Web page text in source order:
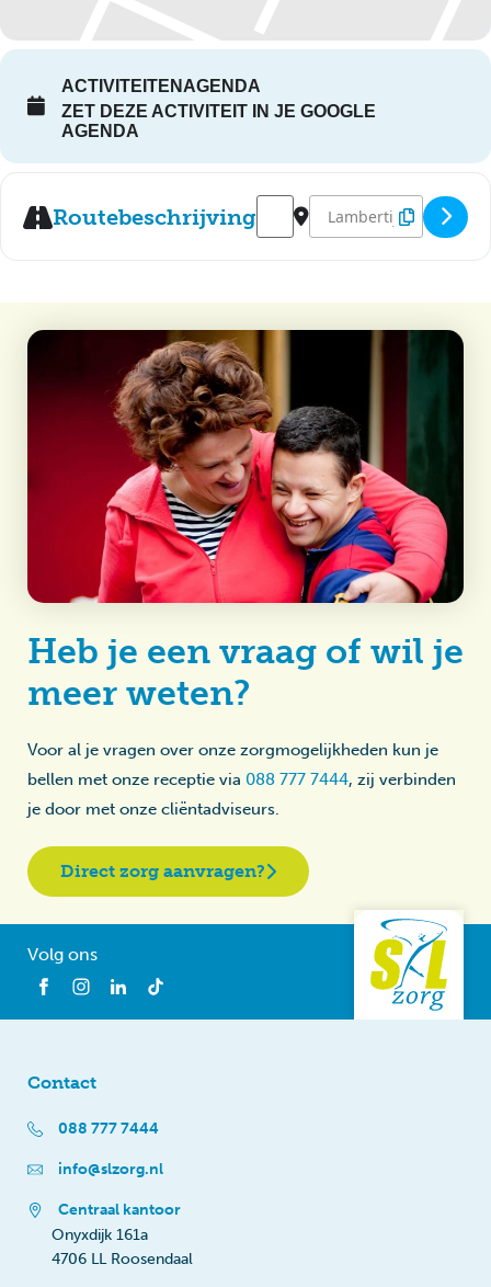
ACTIVITEITENAGENDA
ZET DEZE ACTIVITEIT IN JE GOOGLE
AGENDA
Routebeschrijving
Address - Kom Tot Rust
Destination Address -
Heb je een vraag of wil je
meer weten?
Voor al je vragen over onze zorgmogelijkheden kun je
bellen met onze receptie via 088 777 7444, zij verbinden
je door met onze cliëntadviseurs.
Direct zorg aanvragen?
Volg ons
Contact
088 777 7444
info@slzorg.nl
Centraal kantoor
Onyxdijk 161a
4706 LL Roosendaal